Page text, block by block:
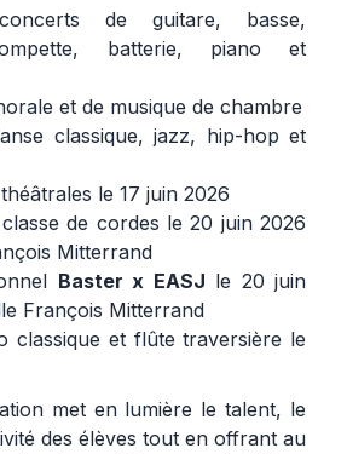
de guitare, basse,
batterie, piano et
et de musique de chambre
classique, jazz, hip-hop et
le 17 juin 2026
de cordes le 20 juin 2026
Mitterrand
Baster x EASJ le 20 juin
François Mitterrand
classique et flûte traversière le
met en lumière le talent, le
des élèves tout en offrant au